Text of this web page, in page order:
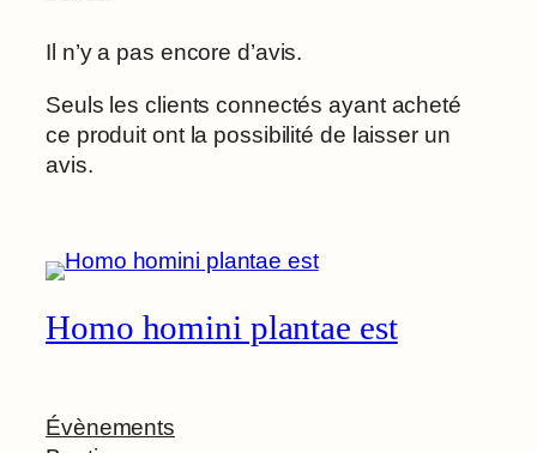
Il n’y a pas encore d’avis.
Seuls les clients connectés ayant acheté
ce produit ont la possibilité de laisser un
avis.
Homo homini plantae est
Évènements